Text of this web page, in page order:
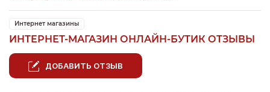
Интернет магазины
ИНТЕРНЕТ-МАГАЗИН ОНЛАЙН-БУТИК ОТЗЫВЫ
ДОБАВИТЬ ОТЗЫВ